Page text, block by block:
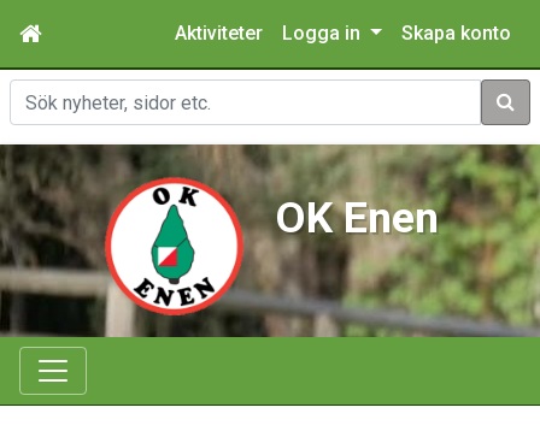
Aktiviteter Logga in Skapa konto
Sök
OK Enen